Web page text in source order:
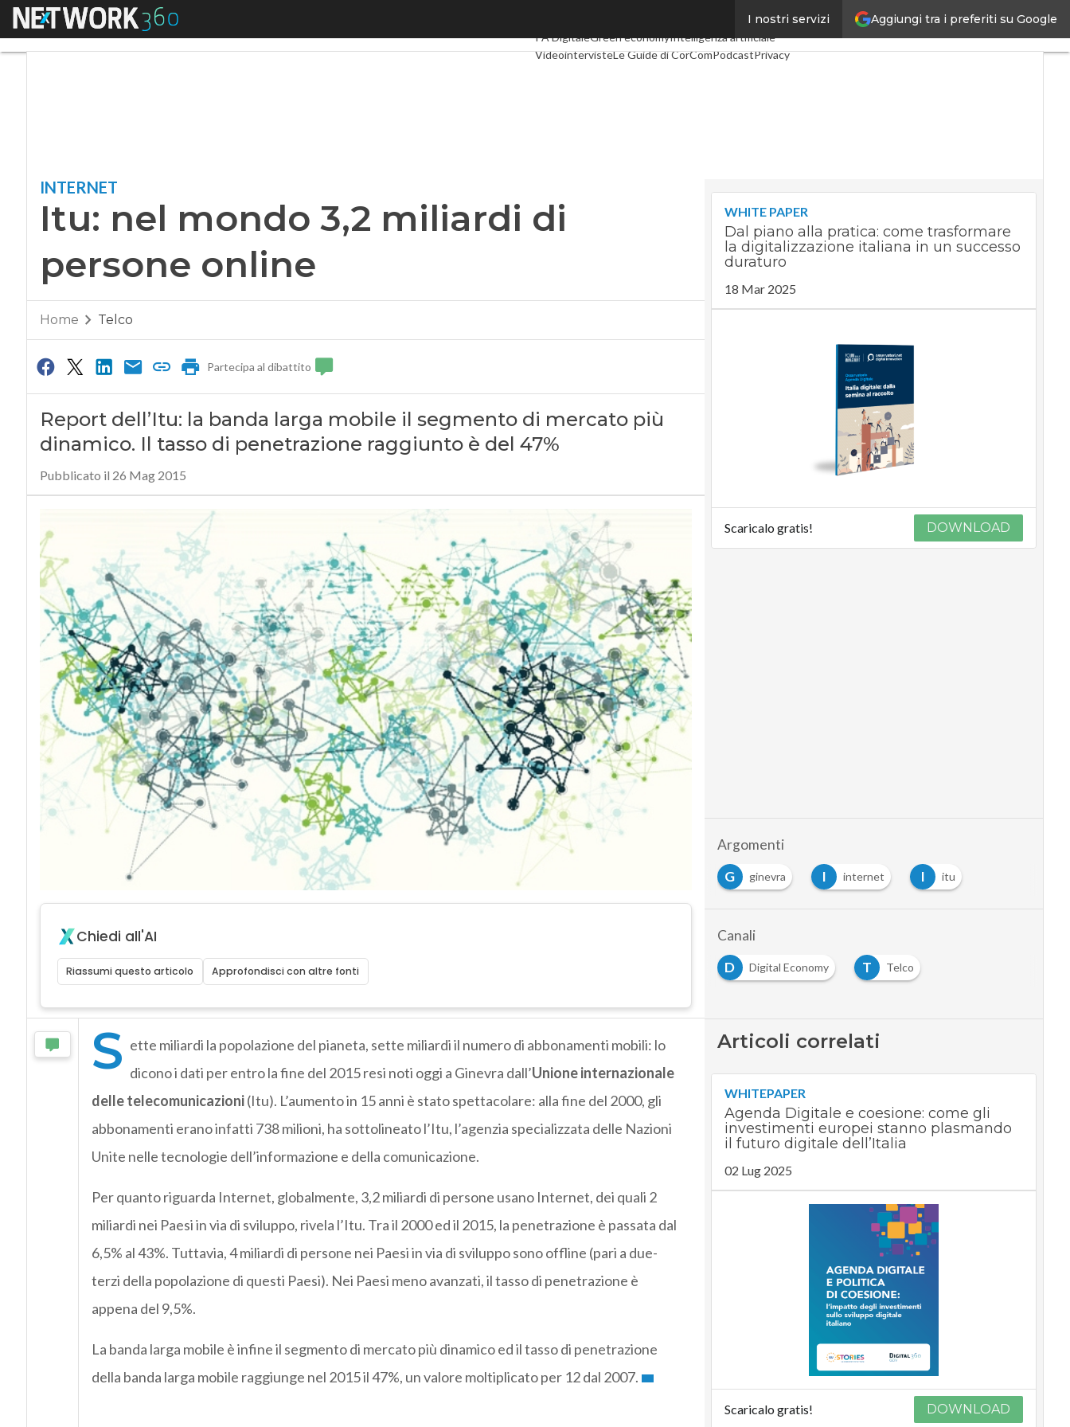
Aggiungi tra i preferiti su Google
I nostri servizi
Menu Industria 4.0SpacEconomy
PA DigitaleGreen economyIntelligenza artificiale
VideointervisteLe Guide di CorComPodcastPrivacy
INTERNET
Itu: nel mondo 3,2 miliardi di
persone online
Home Telco
Partecipa al dibattito
Report dell’Itu: la banda larga mobile il segmento di mercato più
dinamico. Il tasso di penetrazione raggiunto è del 47%
Pubblicato il 26 Mag 2015
Chiedi all'AI
Riassumi questo articolo Approfondisci con altre fonti
S ette miliardi la popolazione del pianeta, sette miliardi il numero di abbonamenti mobili: lo
dicono i dati per entro la fine del 2015 resi noti oggi a Ginevra dall’Unione internazionale
delle telecomunicazioni(Itu). L’aumento in 15 anni è stato spettacolare: alla fine del 2000, gli
abbonamenti erano infatti 738 milioni, ha sottolineato l’Itu, l’agenzia specializzata delle Nazioni
Unite nelle tecnologie dell’informazione e della comunicazione.
Per quanto riguarda Internet, globalmente, 3,2 miliardi di persone usano Internet, dei quali 2
miliardi nei Paesi in via di sviluppo, rivela l’Itu. Tra il 2000 ed il 2015, la penetrazione è passata dal
6,5% al 43%. Tuttavia, 4 miliardi di persone nei Paesi in via di sviluppo sono offline (pari a due-
terzi della popolazione di questi Paesi). Nei Paesi meno avanzati, il tasso di penetrazione è
appena del 9,5%.
La banda larga mobile è infine il segmento di mercato più dinamico ed il tasso di penetrazione
della banda larga mobile raggiunge nel 2015 il 47%, un valore moltiplicato per 12 dal 2007.
WHITE PAPER
Dal piano alla pratica: come trasformare
la digitalizzazione italiana in un successo
duraturo
18 Mar 2025
Scaricalo gratis! DOWNLOAD
Argomenti
G
ginevra I internet I
itu
Canali
D
Digital Economy T
Telco
Articoli correlati
WHITEPAPER
Agenda Digitale e coesione: come gli
investimenti europei stanno plasmando
il futuro digitale dell’Italia
02 Lug 2025
Scaricalo gratis! DOWNLOAD